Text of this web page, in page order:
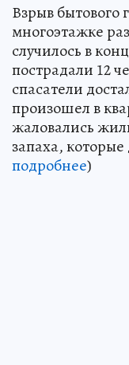
Взрыв бытового
многоэтажке
случилось в
пострадали 12
спасатели
произошел в
жаловались
запаха,
подробнее)